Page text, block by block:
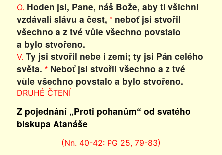
O. Hoden jsi, Pane, náš Bože, aby ti všichni
vzdávali slávu a čest, *neboť jsi stvořil
všechno a z tvé vůle všechno povstalo
a bylo stvořeno.
V. Ty jsi stvořil nebe i zemi; ty jsi Pán celého
světa. *Neboť jsi stvořil všechno a z tvé
vůle všechno povstalo a bylo stvořeno.
DRUHÉ ČTENÍ
Z pojednání „Proti pohanům“ od svatého
biskupa Atanáše
(Nn. 40-42: PG 25, 79-83)